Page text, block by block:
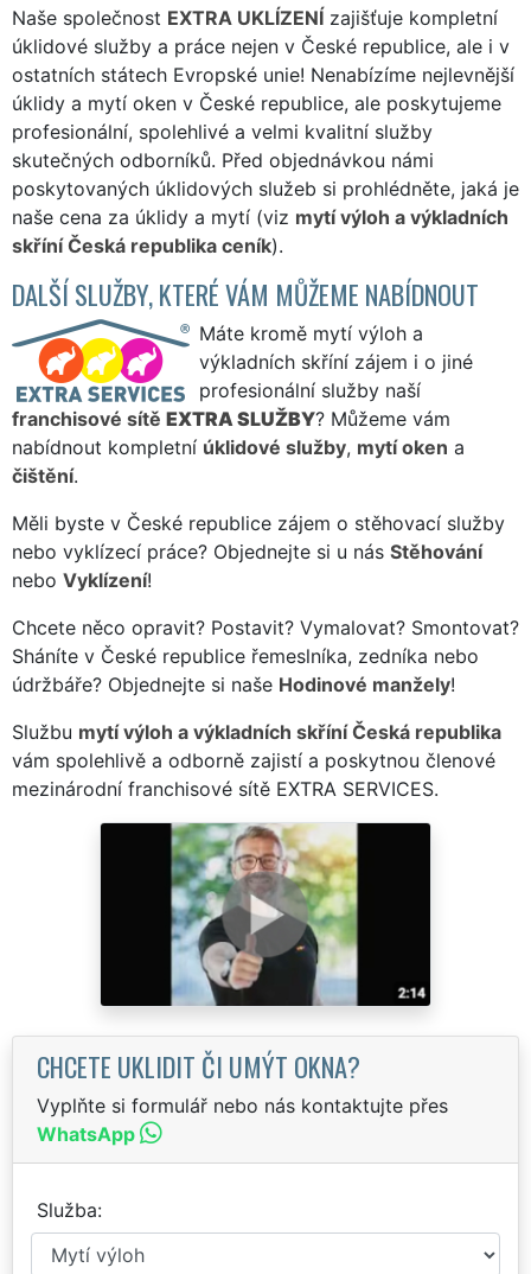
Naše společnost EXTRA UKLÍZENÍ zajišťuje kompletní
úklidové služby a práce nejen v České republice, ale i v
ostatních státech Evropské unie! Nenabízíme nejlevnější
úklidy a mytí oken v České republice, ale poskytujeme
profesionální, spolehlivé a velmi kvalitní služby
skutečných odborníků. Před objednávkou námi
poskytovaných úklidových služeb si prohlédněte, jaká je
naše cena za úklidy a mytí (viz mytí výloh a výkladních
skříní Česká republika ceník).
DALŠÍ SLUŽBY, KTERÉ VÁM MŮŽEME NABÍDNOUT
Máte kromě mytí výloh a
výkladních skříní zájem i o jiné
profesionální služby naší
franchisové sítě EXTRA SLUŽBY? Můžeme vám
nabídnout kompletní úklidové služby, mytí oken a
čištění.
Měli byste v České republice zájem o stěhovací služby
nebo vyklízecí práce? Objednejte si u nás Stěhování
nebo Vyklízení!
Chcete něco opravit? Postavit? Vymalovat? Smontovat?
Sháníte v České republice řemeslníka, zedníka nebo
údržbáře? Objednejte si naše Hodinové manžely!
Službu mytí výloh a výkladních skříní Česká republika
vám spolehlivě a odborně zajistí a poskytnou členové
mezinárodní franchisové sítě EXTRA SERVICES.
CHCETE UKLIDIT ČI UMÝT OKNA?
Vyplňte si formulář nebo nás kontaktujte přes
WhatsApp
Služba